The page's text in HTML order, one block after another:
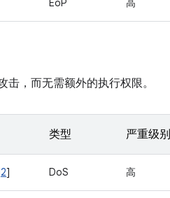
EoP 高
，而无需额外的执行权限。
类型 严重级别
2] DoS 高